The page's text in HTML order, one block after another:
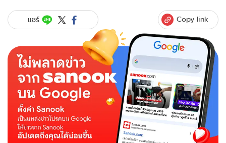
ทิพย์"
ออก
กาย
อวด
ความ
สดใส
โชว์
รอย
แผล
ผ่าตัด
มะเร็ง
แชร์ Copy link